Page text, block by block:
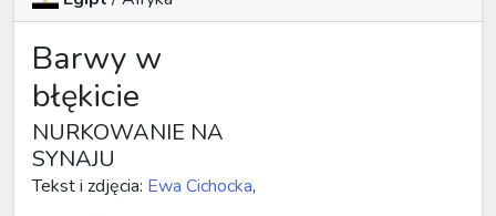
Barwy w
błękicie
NURKOWANIE NA
SYNAJU
Tekst i zdjęcia: Ewa Cichocka,